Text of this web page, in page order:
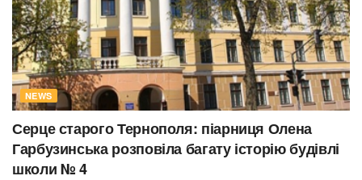
NEWS
Серце старого Тернополя: піарниця Олена
Гарбузинська розповіла багату історію будівлі
школи № 4